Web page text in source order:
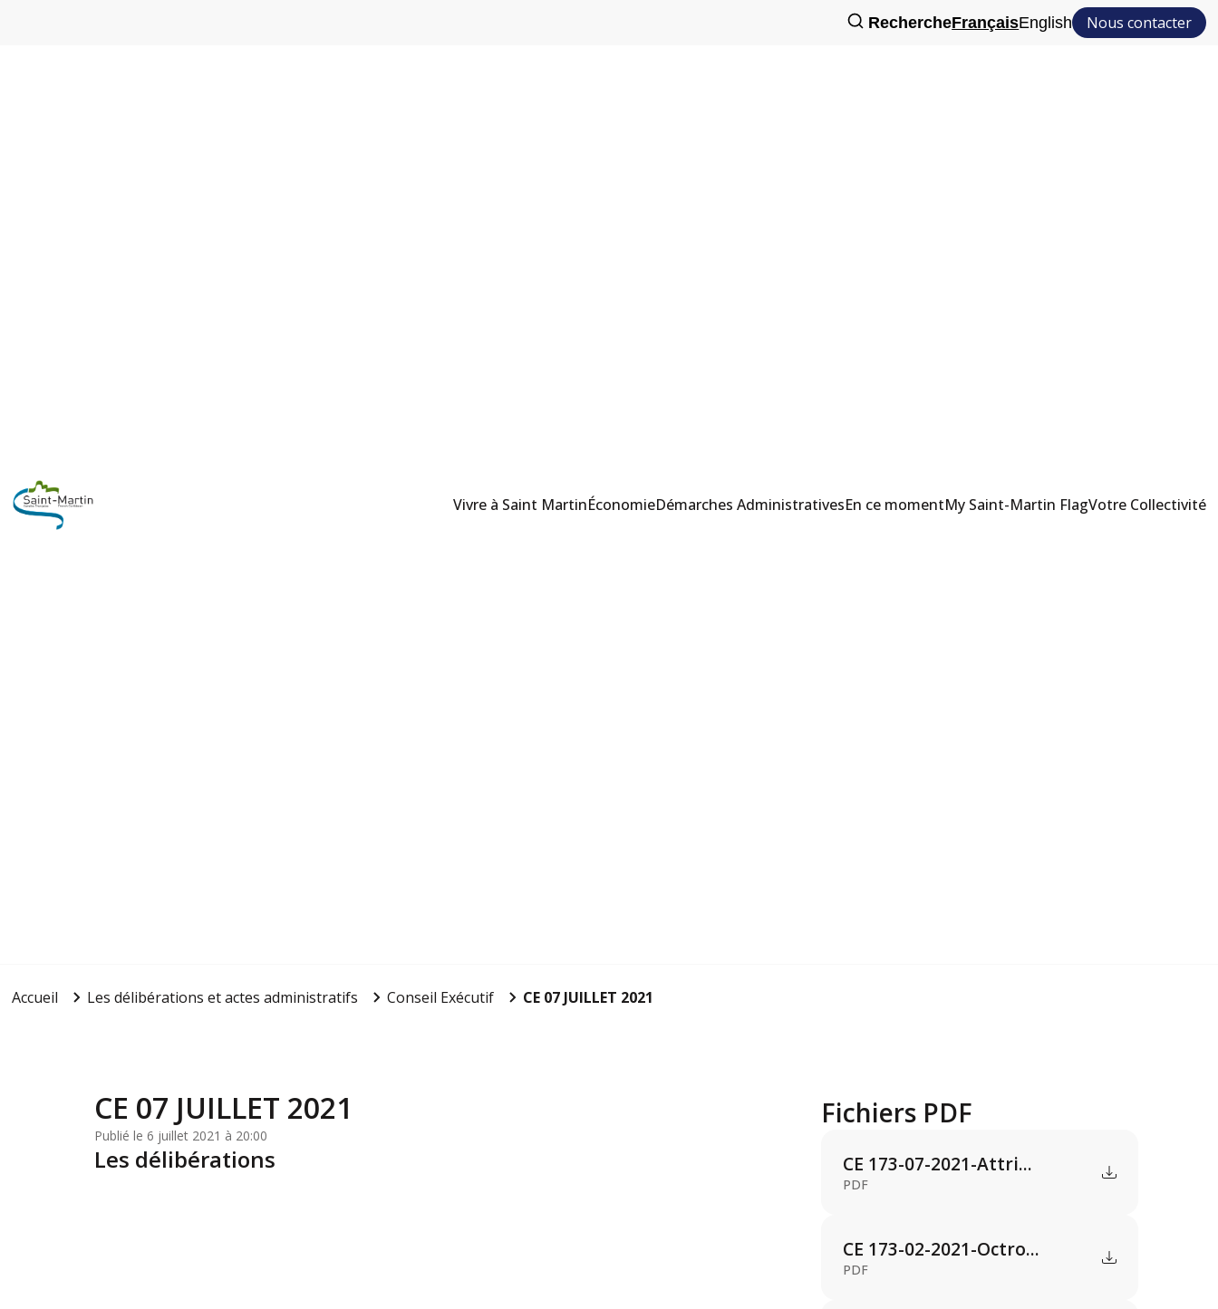
RechercheFrançaisEnglish Nous contacter
Vivre à Saint MartinÉconomieDémarches AdministrativesEn ce momentMy Saint-Martin FlagVotre Collectivité
Accueil Les délibérations et actes administratifs Conseil Exécutif CE 07 JUILLET 2021
CE 07 JUILLET 2021
Publié le 6 juillet 2021 à 20:00
Les délibérations
Fichiers PDF
CE 173-07-2021-Attri...
PDF
CE 173-02-2021-Octro...
PDF